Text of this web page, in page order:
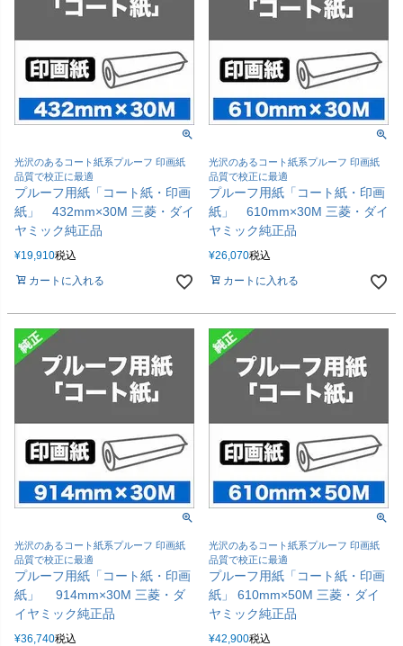
光沢のあるコート紙系プルーフ 印画紙
品質で校正に最適
プルーフ用紙「コート紙・印画
紙」 432mm×30M 三菱・ダイ
ヤミック純正品
¥19,910税込
カートに入れる
光沢のあるコート紙系プルーフ 印画紙
品質で校正に最適
プルーフ用紙「コート紙・印画
紙」 610mm×30M 三菱・ダイ
ヤミック純正品
¥26,070税込
カートに入れる
光沢のあるコート紙系プルーフ 印画紙
品質で校正に最適
プルーフ用紙「コート紙・印画
紙」 914mm×30M 三菱・ダ
イヤミック純正品
¥36,740税込
光沢のあるコート紙系プルーフ 印画紙
品質で校正に最適
プルーフ用紙「コート紙・印画
紙」 610mm×50M 三菱・ダイ
ヤミック純正品
¥42,900税込